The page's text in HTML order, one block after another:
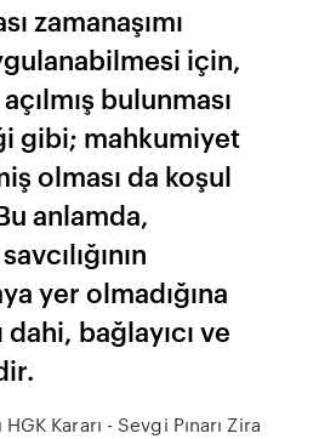
zamanaşımı
için,
bulunması
gibi; mahkumiyet
olması da koşul
anlamda,
yer olmadığına
bağlayıcı ve
HGK Kararı - Sevgi Pınarı Zira